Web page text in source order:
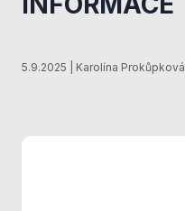
5.9.2025 | Karolína Prokůpková